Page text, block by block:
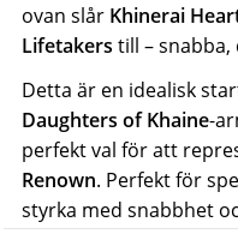
ovan slår Khinerai
Lifetakers till –
Detta är en idealisk
Daughters of Khaine-
perfekt val för att
Renown. Perfekt för
styrka med snabbhet